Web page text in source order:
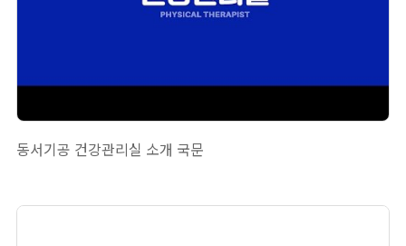
동서기공 건강관리실 소개 국문